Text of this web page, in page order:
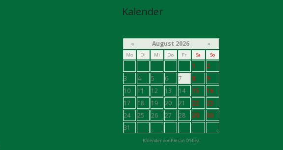
Kalender
« August 2026 »
Mo Di Mi Do Fr Sa So
1
2
3
4 5 6 7 8
9
10
11 12 13 14 15
16
17
18 19 20 21 22
23
24
25 26 27 28 29
30
31
Kalender vonKieran O'Shea